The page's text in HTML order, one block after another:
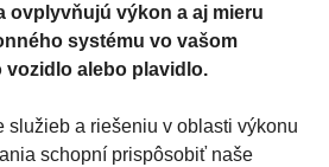
ovplyvňujú výkon a aj mieru
systému vo vašom
vozidlo alebo plavidlo.
služieb a riešeniu v oblasti výkonu
schopní prispôsobiť naše